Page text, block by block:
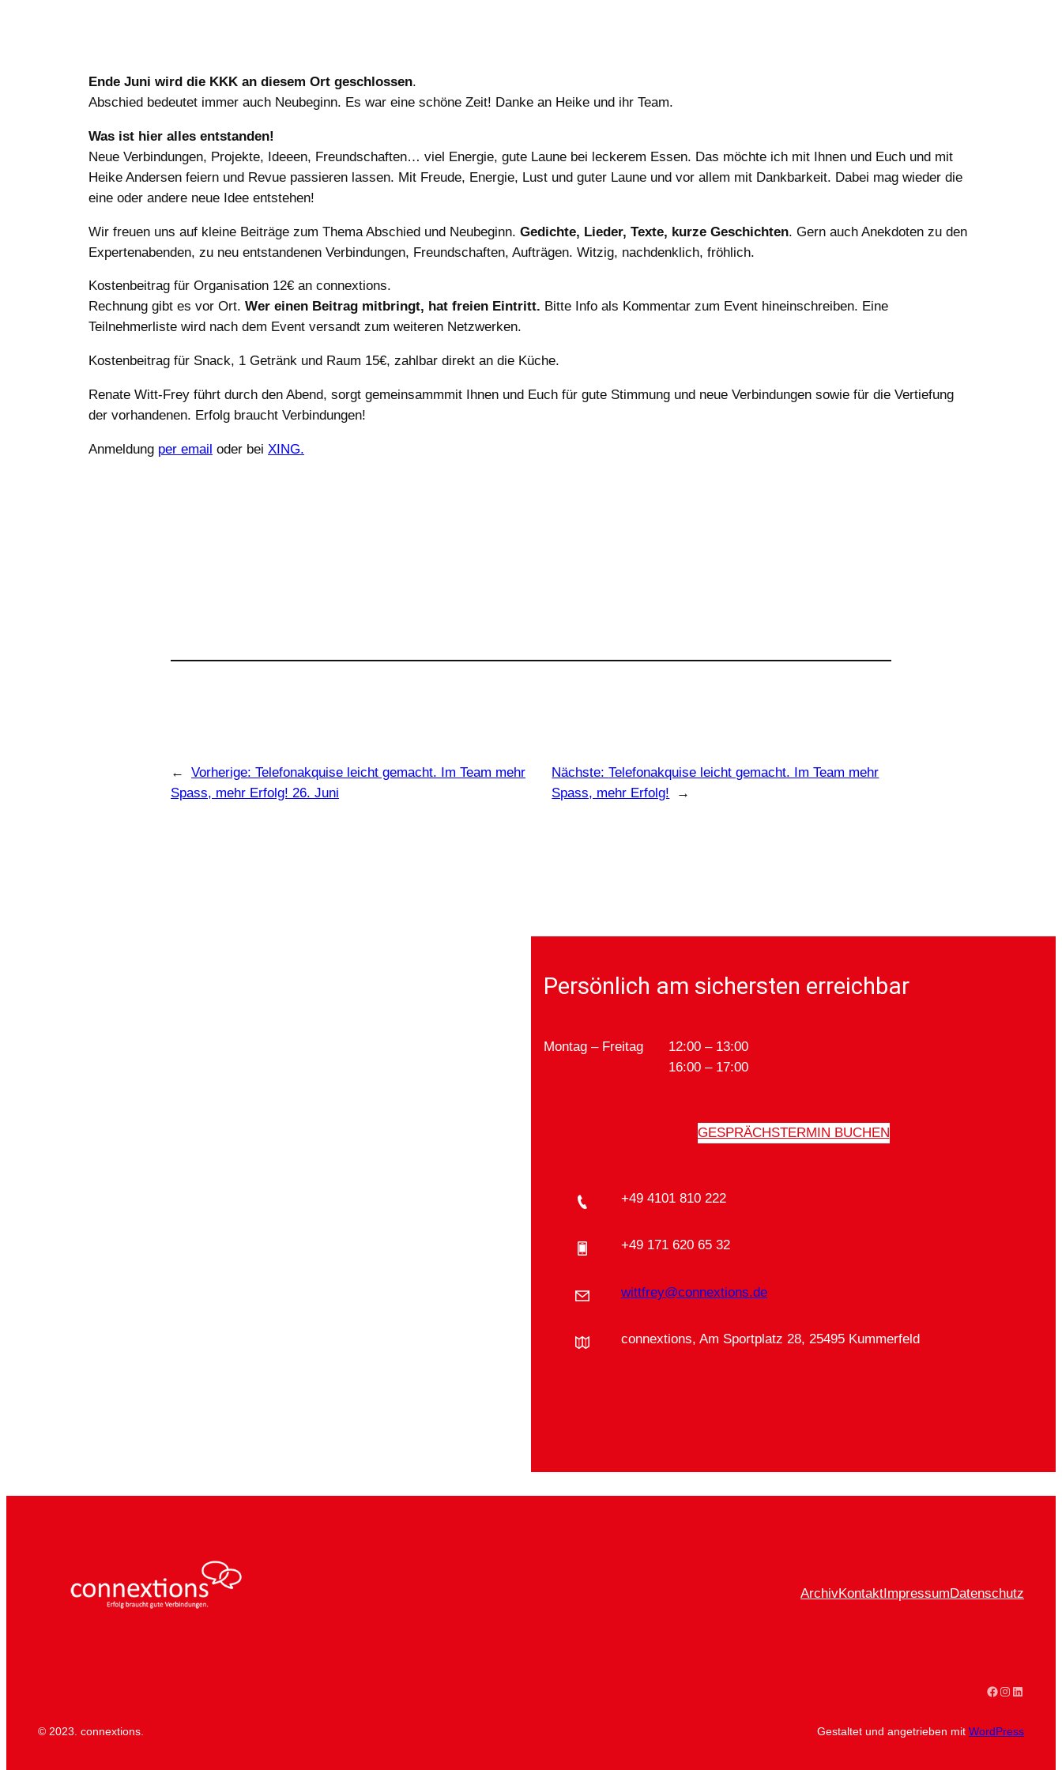
Ende Juni wird die KKK an diesem Ort geschlossen.
Abschied bedeutet immer auch Neubeginn. Es war eine schöne Zeit! Danke an Heike und ihr Team.
Was ist hier alles entstanden!
Neue Verbindungen, Projekte, Ideeen, Freundschaften… viel Energie, gute Laune bei leckerem Essen. Das möchte ich mit Ihnen und Euch und mit
Heike Andersen feiern und Revue passieren lassen. Mit Freude, Energie, Lust und guter Laune und vor allem mit Dankbarkeit. Dabei mag wieder die
eine oder andere neue Idee entstehen!
Wir freuen uns auf kleine Beiträge zum Thema Abschied und Neubeginn. Gedichte, Lieder, Texte, kurze Geschichten. Gern auch Anekdoten zu den
Expertenabenden, zu neu entstandenen Verbindungen, Freundschaften, Aufträgen. Witzig, nachdenklich, fröhlich.
Kostenbeitrag für Organisation 12€ an connextions.
Rechnung gibt es vor Ort. Wer einen Beitrag mitbringt, hat freien Eintritt. Bitte Info als Kommentar zum Event hineinschreiben. Eine
Teilnehmerliste wird nach dem Event versandt zum weiteren Netzwerken.
Kostenbeitrag für Snack, 1 Getränk und Raum 15€, zahlbar direkt an die Küche.
Renate Witt-Frey führt durch den Abend, sorgt gemeinsammmit Ihnen und Euch für gute Stimmung und neue Verbindungen sowie für die Vertiefung
der vorhandenen. Erfolg braucht Verbindungen!
Anmeldung per email oder bei XING.
← Vorherige: Telefonakquise leicht gemacht. Im Team mehr
Spass, mehr Erfolg! 26. Juni
Nächste:Telefonakquise leicht gemacht. Im Team mehr
Spass, mehr Erfolg!
→
Persönlich am sichersten erreichbar
Montag – Freitag
12:00 – 13:00
16:00 – 17:00
GESPRÄCHSTERMIN BUCHEN
+49 4101 810 222
+49 171 620 65 32
wittfrey@connextions.de
connextions, Am Sportplatz 28, 25495 Kummerfeld
ArchivKontaktImpressumDatenschutz
Facebook
Instagram
LinkedIn
© 2023. connextions. Gestaltet und angetrieben mit WordPress